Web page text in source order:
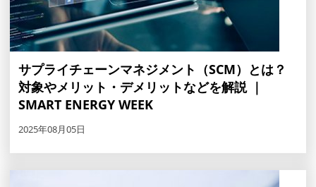
サプライチェーンマネジメント（SCM）とは？
対象やメリット・デメリットなどを解説 ｜
SMART ENERGY WEEK
2025年08月05日